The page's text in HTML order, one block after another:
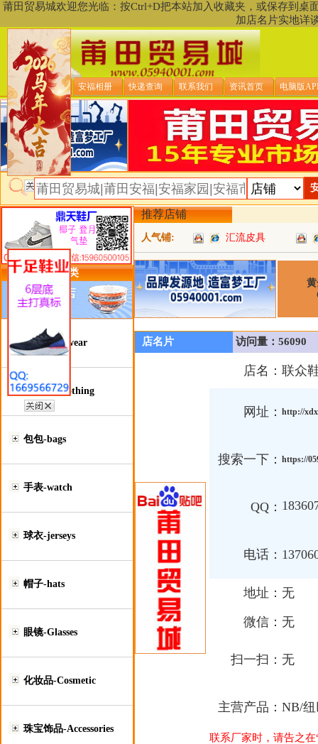
莆田贸易城欢迎您光临：按Ctrl+D把本站加入收藏夹，或保存到
加店名片实地详
贸易城首页 安福相册 快递查询 联系我们 资讯首页 电脑版
类目详细分类
鞋类-Footwear
服装类-Clothing
包包-bags
手表-watch
球衣-jerseys
帽子-hats
眼镜-Glasses
化妆品-Cosmetic
珠宝饰品-Accessories
推荐店铺
人气铺: 汇流皮具
店名片 访问量：56090
店名： 联众
网址： http://
搜索一下： https://
QQ：
电话：
地址： 无
微信： 无
扫一扫： 无
主营产品： NB/
联系厂家时，请告之